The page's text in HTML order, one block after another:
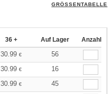
GRÖSSENTABELLE
36 + Auf Lager Anzahl
30.99 €
56
30.99 €
16
30.99 €
45